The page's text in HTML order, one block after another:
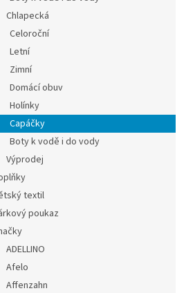
Chlapecká
Celoroční
Letní
Zimní
Domácí obuv
Holínky
Capáčky
Boty k vodě i do vody
Výprodej
textil
poukaz
ADELLINO
Afelo
Affenzahn